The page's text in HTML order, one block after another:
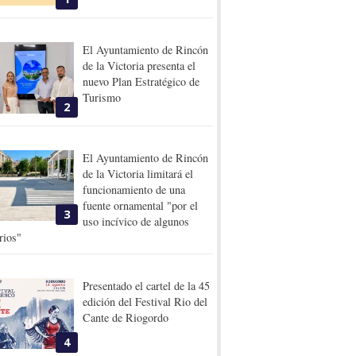
2
El Ayuntamiento de Rincón
de la Victoria presenta el
nuevo Plan Estratégico de
Turismo
3
El Ayuntamiento de Rincón
de la Victoria limitará el
funcionamiento de una
fuente ornamental "por el
uso incívico de algunos
4
Presentado el cartel de la 45
edición del Festival Rio del
Cante de Riogordo